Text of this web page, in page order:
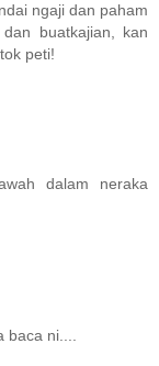
ngaji dan paham
buatkajian, kan
peti!
dalam neraka
baca ni....